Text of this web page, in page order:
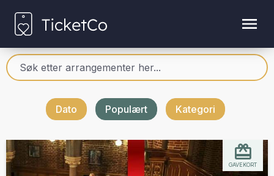
Dato Populært Kategori
GAVEKORT